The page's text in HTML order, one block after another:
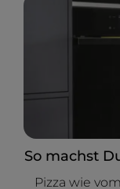
So machst
Pizza wie